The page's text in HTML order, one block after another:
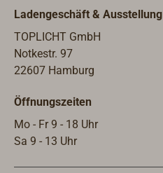
Ladengeschäft & Ausstellung
TOPLICHT GmbH
Notkestr. 97
22607 Hamburg
Öffnungszeiten
Mo - Fr 9 - 18 Uhr
Sa 9 - 13 Uhr